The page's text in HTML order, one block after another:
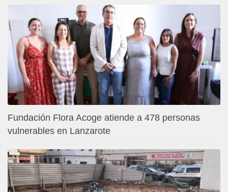
Fundación Flora Acoge atiende a 478 personas
vulnerables en Lanzarote